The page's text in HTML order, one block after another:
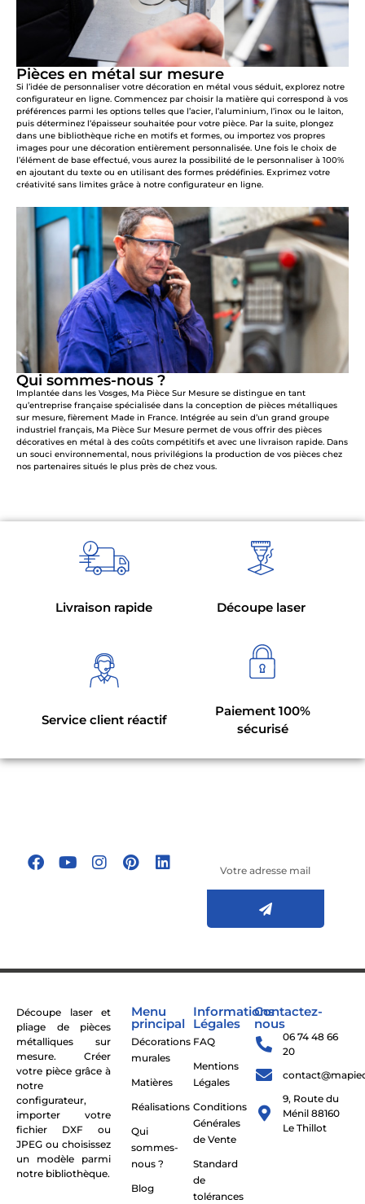
Pièces en métal sur mesure
Si l’idée de personnaliser votre décoration en métal vous séduit, explorez notre
configurateur en ligne. Commencez par choisir la matière qui correspond à vos
préférences parmi les options telles que l’acier, l’aluminium, l’inox ou le laiton,
puis déterminez l’épaisseur souhaitée pour votre pièce. Par la suite, plongez
dans une bibliothèque riche en motifs et formes, ou importez vos propres
images pour une décoration entièrement personnalisée. Une fois le choix de
l’élément de base effectué, vous aurez la possibilité de le personnaliser à 100%
en ajoutant du texte ou en utilisant des formes prédéfinies. Exprimez votre
créativité sans limites grâce à notre configurateur en ligne.
Qui sommes-nous ?
Implantée dans les Vosges, Ma Pièce Sur Mesure se distingue en tant
qu’entreprise française spécialisée dans la conception de pièces métalliques
sur mesure, fièrement Made in France. Intégrée au sein d’un grand groupe
industriel français, Ma Pièce Sur Mesure permet de vous offrir des pièces
décoratives en métal à des coûts compétitifs et avec une livraison rapide. Dans
un souci environnemental, nous privilégions la production de vos pièces chez
nos partenaires situés le plus près de chez vous.
Livraison rapide Découpe laser
Service client réactif
Paiement 100%
sécurisé
Découpe laser et
pliage de pièces
métalliques sur
mesure. Créer
votre pièce grâce à
notre
configurateur,
importer votre
fichier DXF ou
JPEG ou choisissez
un modèle parmi
notre bibliothèque.
Menu
principal
Décorations
murales
Matières
Réalisations
Qui
sommes-
nous ?
Blog
Informations
Légales
FAQ
Mentions
Légales
Conditions
Générales
de Vente
Standard
de
tolérances
Contactez-
nous
06 74 48 66
20
9, Route du
Ménil 88160
Le Thillot